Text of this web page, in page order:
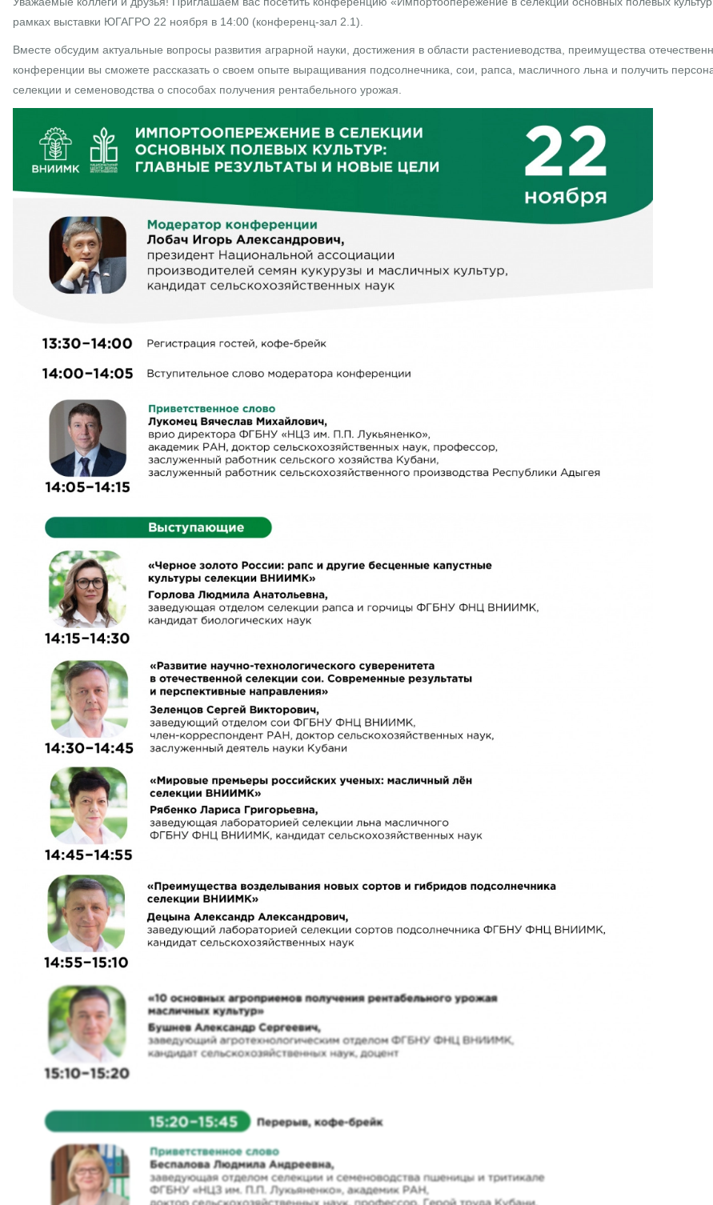
рамках выставки ЮГАГРО 22 ноября в 14:00 (конференц-зал 2.1).
Вместе обсудим актуальные вопросы развития аграрной науки, достижения в области растениеводства, преимущества
конференции вы сможете рассказать о своем опыте выращивания подсолнечника, сои, рапса, масличного льна и получить
селекции и семеноводства о способах получения рентабельного урожая.